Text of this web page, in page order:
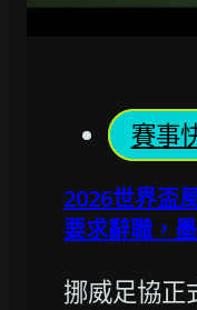
賽事
2026世界盃
要求辭職，
挪威足協正